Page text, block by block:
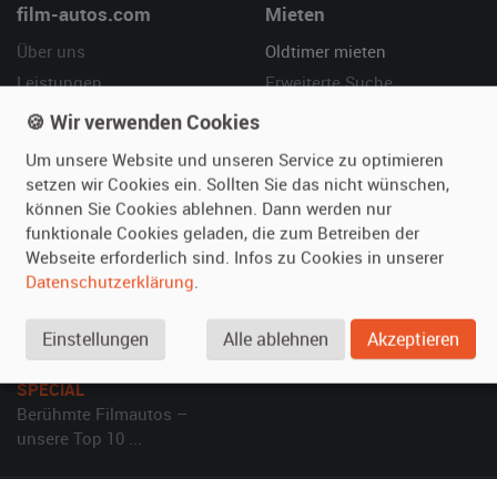
film-autos.com
Über uns
Leistungen
Referenzen
Mieten
Oldtimer mieten
Erweiterte Suche
Vermieten
Oldtimer anmelden
Fotos senden
Inserat verwalten
Hilfe
Häufige Fragen (FAQ)
So funktioniert's
SPECIAL
Berühmte Filmautos –
unsere Top 10 ...
🍪 Wir verwenden Cookies
Um unsere Website und unseren Service zu optimieren
setzen wir Cookies ein. Sollten Sie das nicht wünschen,
können Sie Cookies ablehnen. Dann werden nur
funktionale Cookies geladen, die zum Betreiben der
Webseite erforderlich sind. Infos zu Cookies in unserer
Datenschutzerklärung.
Einstellungen Alle ablehnen Akzeptieren